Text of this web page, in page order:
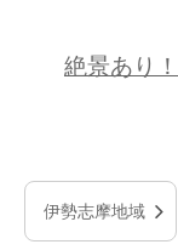
絶景あり
伊勢志摩地域